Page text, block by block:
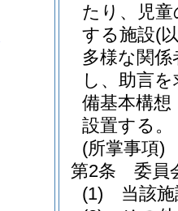
たり、児
する施設(
多様な関
し、助言
備基本構想
設置する。
(所掌事項)
第2条
委員
(1)
当該